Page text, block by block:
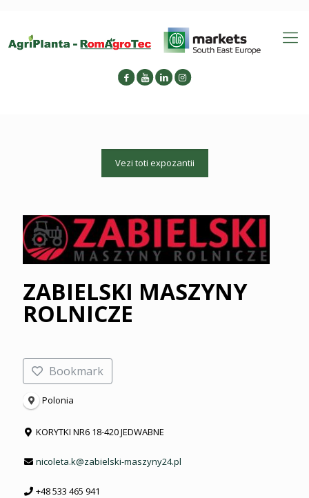
Vezi toti expozantii
ZABIELSKI MASZYNY
ROLNICZE
Bookmark
Polonia
KORYTKI NR6 18-420 JEDWABNE
nicoleta.k@zabielski-maszyny24.pl
+48 533 465 941